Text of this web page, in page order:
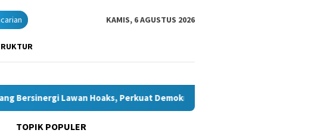
KAMIS, 6 AGUSTUS 2026
Lawan Hoaks, Perkuat Demokrasi Jelang Pemilu 2029
TOPIK POPULER